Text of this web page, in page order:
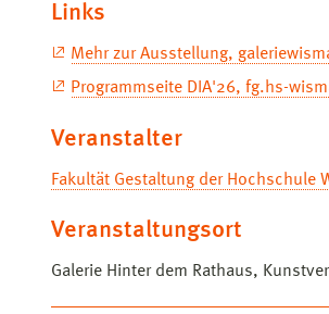
Links
Mehr zur Ausstellung,
Programmseite DIA'26, fg.hs-
Veranstalter
Fakultät Gestaltung der Hochschule
Veranstaltungsort
Galerie Hinter dem Rathaus,